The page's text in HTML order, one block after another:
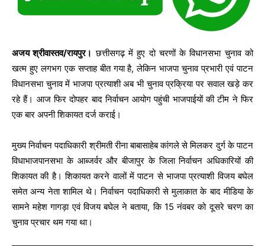
अजय श्रीवास्तव/रायपुर। छत्तीसगढ़ में हुए दो चरणों के विधानसभा चुनाव को
खत्म हुए लगभग एक सप्ताह बीत गया है, लेकिन भाजपा चुनाव प्रभारी एवं पाटन
विधानसभा चुनाव में भाजपा प्रत्याशी अब भी चुनाव प्रक्रिया पर सवाल खड़े कर
रहे हैं। आज फिर दोपहर बाद निर्वाचन आयोग पहुंची भाजपाईयों की टीम ने फिर
एक बार अपनी शिकायत दर्ज कराई।
मुख्य निर्वाचन पदाधिकारी श्रीमती रीना बाबासाहेब कांगले से मिलकर दुर्ग के पाटन
विधाभाजपानसभा के आब्जर्वर और बीजापुर के जिला निर्वाचन अधिकारियों की
शिकायत की है। शिकायत करने वालों में पाटन से भाजपा प्रत्याशी विजय बघेल
समेत अन्य नेता शामिल थे। निर्वाचन पदाधिकारी से मुलाकात के बाद मीडिया के
सामने महेश गागड़ा एवं विजय बघेल ने बताया, कि 15 नंवबर को दूसरे चरण का
चुनाव प्रचार थम गया था।